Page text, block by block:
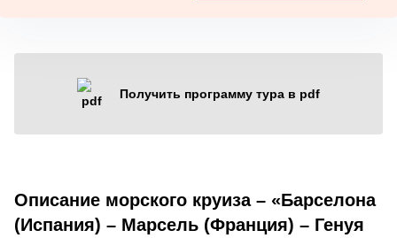
Получить программу тура в pdf
Описание морского круиза – «Барселона
(Испания) – Марсель (Франция) – Генуя